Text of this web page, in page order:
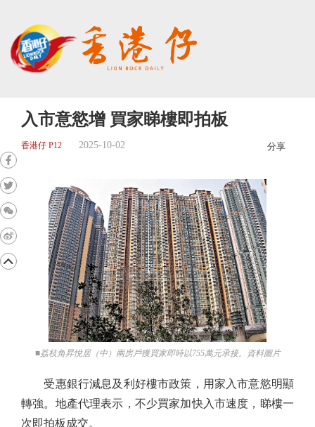
入市意慾增 買家睇樓即拍板
香港仔 P12 2025-10-02 分享
■荔枝角昇悅居（中）兩房戶獲買家即時以755萬元承接。資料圖片
受惠銀行減息及利好樓市政策，用家入市意慾明顯
轉強。地產代理表示，不少買家加快入市速度，睇樓一
次即拍板成交。